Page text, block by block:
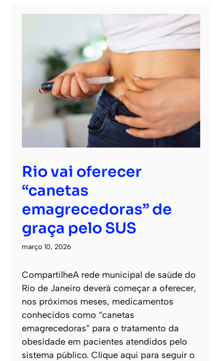
Rio vai oferecer
“canetas
emagrecedoras” de
graça pelo SUS
março 10, 2026
CompartilheA rede municipal de saúde do
Rio de Janeiro deverá começar a oferecer,
nos próximos meses, medicamentos
conhecidos como “canetas
emagrecedoras” para o tratamento da
obesidade em pacientes atendidos pelo
sistema público. Clique aqui para seguir o